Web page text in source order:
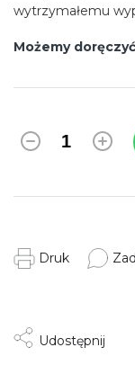
Możemy
wytrzymałemu
Druk
Udostępnij